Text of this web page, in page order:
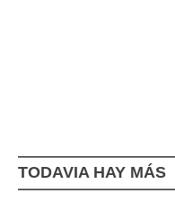
TODAVIA HAY MÁS